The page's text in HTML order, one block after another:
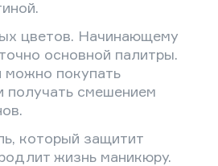
цветов. Начинающему
основной палитры.
покупать
получать смешением
который защитит
жизнь маникюру.